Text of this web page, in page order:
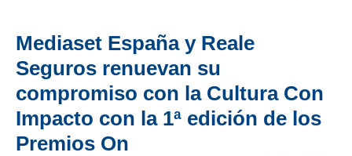
Salud
Caza y pesca
Salud
Caza y pesca
Mediaset España y Reale
Seguros renuevan su
compromiso con la Cultura Con
Impacto con la 1ª edición de los
Premios On